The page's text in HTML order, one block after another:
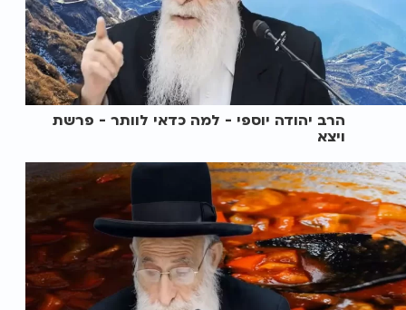
הרב יהודה יוספי - למה כדאי לוותר - פרשת
ויצא